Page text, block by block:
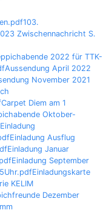
103.
Zwischennachricht S.
2022 für TTK-
Aussendung April 2022
November 2021
Carpet Diem am 1
Oktober-
Einladung
Einladung Ausflug
Einladung Januar
Einladung September
Einladungskarte
KELIM
Dezember